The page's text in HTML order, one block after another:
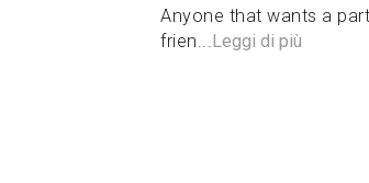
Anyone that wants a
frien...Leggi di più